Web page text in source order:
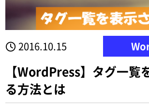
2016.10.15
【WordPress】タグ一覧
る方法とは